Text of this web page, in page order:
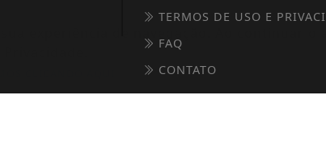
TERMOS DE USO E
FAQ
CONTATO